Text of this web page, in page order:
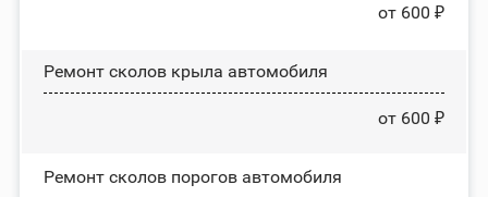
от 600 ₽
Ремонт сколов крыла автомобиля
от 600 ₽
Ремонт сколов порогов автомобиля